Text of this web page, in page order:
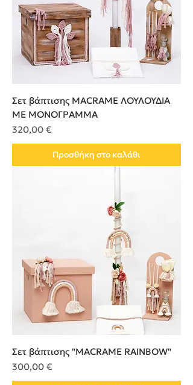
Σετ βάπτισης MACRAME ΛΟΥΛΟΥΔΙA
ME ΜΟΝΟΓΡΑΜΜΑ
Τιμή
320,00 €
Προσθήκη στο καλάθι
Σετ βάπτισης "MACRAME RAINBOW"
Τιμή
300,00 €